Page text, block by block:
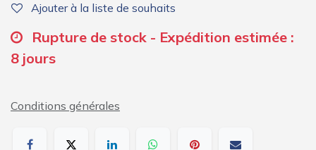
Ajouter à la liste de souhaits
Rupture de stock - Expédition estimée :
8 jours
Conditions générales